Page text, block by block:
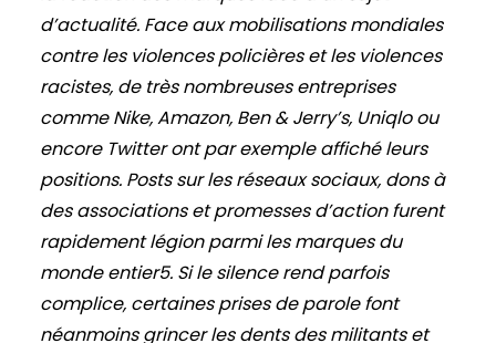
d’actualité. Face aux mobilisations mondiales
contre les violences policières et les violences
racistes, de très nombreuses entreprises
comme Nike, Amazon, Ben & Jerry’s, Uniqlo ou
encore Twitter ont par exemple affiché leurs
positions. Posts sur les réseaux sociaux, dons à
des associations et promesses d’action furent
rapidement légion parmi les marques du
monde entier5. Si le silence rend parfois
complice, certaines prises de parole font
néanmoins grincer les dents des militants et